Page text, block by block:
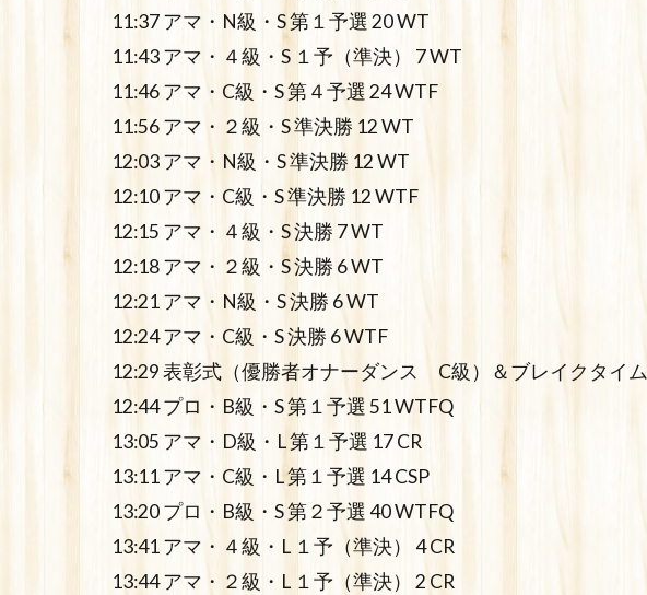
11:37 アマ・N級・S 第１予選 20 WT
11:43 アマ・４級・S １予（準決） 7 WT
11:46 アマ・C級・S 第４予選 24 WTF
11:56 アマ・２級・S 準決勝 12 WT
12:03 アマ・N級・S 準決勝 12 WT
12:10 アマ・C級・S 準決勝 12 WTF
12:15 アマ・４級・S 決勝 7 WT
12:18 アマ・２級・S 決勝 6 WT
12:21 アマ・N級・S 決勝 6 WT
12:24 アマ・C級・S 決勝 6 WTF
12:29 表彰式（優勝者オナーダンス C級）＆ブレイクタイム
12:44 プロ・B級・S 第１予選 51 WTFQ
13:05 アマ・D級・L 第１予選 17 CR
13:11 アマ・C級・L 第１予選 14 CSP
13:20 プロ・B級・S 第２予選 40 WTFQ
13:41 アマ・４級・L １予（準決） 4 CR
13:44 アマ・２級・L １予（準決） 2 CR